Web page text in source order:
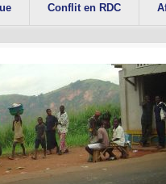
Conflit en RDC